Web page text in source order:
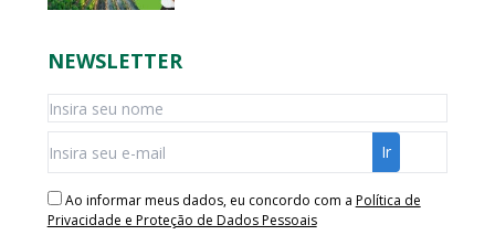
NEWSLETTER
Ao informar meus dados, eu concordo com a Política de
Privacidade e Proteção de Dados Pessoais